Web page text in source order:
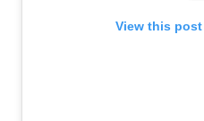
View this